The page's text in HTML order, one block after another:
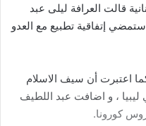
قالت العرافة ليلى عبد
إتفاقية تطبيع مع العدو
في إطار توقعاتها لسنة 2021 كما اعتبرت أن سيف الاسلام
، و اضافت عبد اللطيف
كورونا.